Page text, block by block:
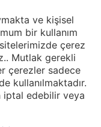
ve kişisel
bir kullanım
çerez
Mutlak gerekli
çerezler sadece
kullanılmaktadır.
iptal edebilir veya